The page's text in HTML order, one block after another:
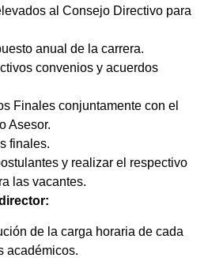
al Consejo Directivo para
anual de la carrera.
convenios y acuerdos
Finales conjuntamente con el
Asesor.
finales.
y realizar el respectivo
las vacantes.
de la carga horaria de cada
académicos.